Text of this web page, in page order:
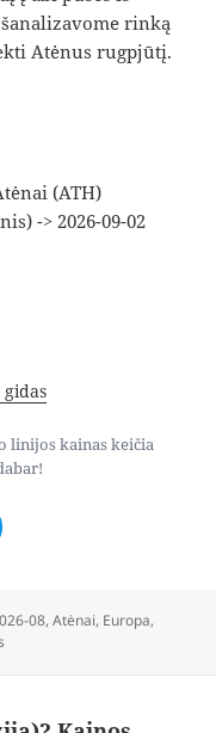
rinką
Atėnus rugpjūtį.
(ATH)
-> 2026-09-02
linijos kainas keičia
08,Atėnai, Europa,